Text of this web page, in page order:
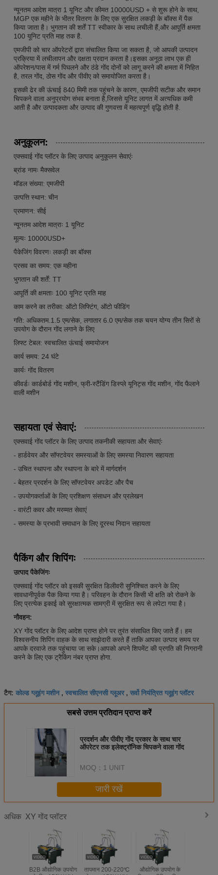
न्यूनतम आदेश मात्रा 1 यूनिट और कीमत 10000USD + से शुरू होने के साथ,
MGP एक महीने के भीतर वितरण के लिए एक सुरक्षित लकड़ी के बॉक्स में पैक
किया जाता है। भुगतान की शर्तें TT स्वीकार के साथ लचीली हैं,और आपूर्ति क्षमता
100 यूनिट प्रति माह तक है.
एमजीपी को चार ऑपरेटरों द्वारा संचालित किया जा सकता है, जो आपकी उत्पादन
प्रक्रिया में लचीलापन और दक्षता प्रदान करता है।इसका अनूठा लाभ एक ही
ऑपरेशन/पास में गर्म पिघलने और ठंडे गोंद दोनों को लागू करने की क्षमता में निहित
है, तरल गोंद, ठोस गोंद और पीवीए को समायोजित करता है।
इसकी ढेर की ऊंचाई 840 मिमी तक पहुंचने के कारण, एमजीपी सटीक और समान
चिपकने वाला अनुप्रयोग संभव बनाता है,जिससे यूनिट लागत में अत्यधिक कमी
आती है और उत्पादकता और उत्पाद की गुणवत्ता में महत्वपूर्ण वृद्धि होती है.
अनुकूलन:
एक्सवाई गोंद प्लॉटर के लिए उत्पाद अनुकूलन सेवाएंः
ब्रांड नामः मैक्सवेल
मॉडल संख्या: एमजीपी
उत्पत्ति स्थान: चीन
प्रमाणन: सीई
न्यूनतम आदेश मात्राः 1 यूनिट
मूल्यः 10000USD+
पैकेजिंग विवरणः लकड़ी का बॉक्स
प्रसव का समय: एक महीना
भुगतान की शर्तें: TT
आपूर्ति की क्षमताः 100 यूनिट प्रति माह
काम करने का तरीका: ऑटो लिफ्टिंग, ऑटो फीडिंग
गति: अधिकतम.1.5 एम/सेक, लगातार 6.0 एम/सेक तक चयन योग्य तीन सिरों से
उपयोग के दौरान गोंद लगाने के लिए
लिफ्ट टेबल: स्वचालित ऊंचाई समायोजन
कार्य समय: 24 घंटे
कार्यः गोंद वितरण
कीवर्डः कार्डबोर्ड गोंद मशीन, फ्री-स्टैंडिंग डिस्प्ले यूनिट्स गोंद मशीन, गोंद फैलाने
वाली मशीन
सहायता एवं सेवाएं:
एक्सवाई गोंद प्लॉटर के लिए उत्पाद तकनीकी सहायता और सेवाएंः
- हार्डवेयर और सॉफ्टवेयर समस्याओं के लिए समस्या निवारण सहायता
- उचित स्थापना और स्थापना के बारे में मार्गदर्शन
- बेहतर प्रदर्शन के लिए सॉफ्टवेयर अपडेट और पैच
- उपयोगकर्ताओं के लिए प्रशिक्षण संसाधन और प्रलेखन
- वारंटी कवर और मरम्मत सेवाएं
- समस्या के प्रभावी समाधान के लिए दूरस्थ निदान सहायता
पैकिंग और शिपिंगः
उत्पाद पैकेजिंगः
एक्सवाई गोंद प्लॉटर को इसकी सुरक्षित डिलीवरी सुनिश्चित करने के लिए
सावधानीपूर्वक पैक किया गया है। परिवहन के दौरान किसी भी क्षति को रोकने के
लिए प्रत्येक इकाई को सुरक्षात्मक सामग्री में सुरक्षित रूप से लपेटा गया है।
नौवहन:
XY गोंद प्लॉटर के लिए आदेश प्राप्त होने पर तुरंत संसाधित किए जाते हैं। हम
विश्वसनीय शिपिंग वाहक के साथ साझेदारी करते हैं ताकि आपका उत्पाद समय पर
आपके दरवाजे तक पहुंचाया जा सके।आपको अपने शिपमेंट की प्रगति की निगरानी
करने के लिए एक ट्रैकिंग नंबर प्राप्त होगा.
टैग: कोल्ड ग्लूइंग मशीन, स्वचालित सीएनसी ग्लूअर, सर्वो नियंत्रित ग्लूइंग प्लॉटर
सबसे उत्तम प्रतिदान प्राप्त करें
प्रदर्शन और पीवीए गोंद प्रकार के साथ चार
ऑपरेटर तक इलेक्ट्रॉनिक चिपकने वाला गोंद
MOQ： 1 UNIT
जारी रखें
अधिक XY गोंद प्लॉटर
B2B औद्योगिक उपयोग
तापमान 200-220℃
औद्योगिक उपयोग के